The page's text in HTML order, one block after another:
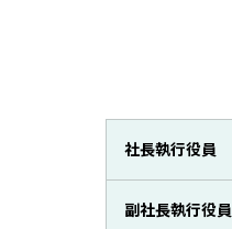
社長執行役員
副社長執行役員